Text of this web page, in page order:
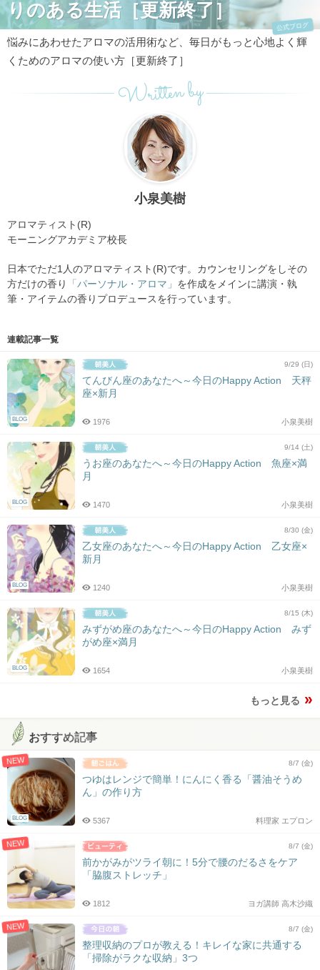
りのある生活［更新終了］
公式ブログ
悩みにあわせたアロマの活用術など、毎日がもっと心地よく輝
くためのアロマの使い方［更新終了］
Written by
小泉美樹
アロマティスト(R)
モーニングアカデミア校長
日本でただ1人のアロマティスト(R)です。カウンセリングをしその
方だけの香り
「パーソナル・アロマ」 を作成をメインに講演・執
筆・アイテムの香りプロデュースを行っています。
連載記事一覧
BLOG
9/29 (日)
てんびん座のあなたへ～今日のHappy Action 天秤
座×新月
小泉美樹
1976
BLOG
9/14 (土)
うお座のあなたへ～今日のHappy Action 魚座×満
月
小泉美樹
1470
BLOG
8/30 (金)
乙女座のあなたへ～今日のHappy Action 乙女座×
新月
小泉美樹
1240
BLOG
8/15 (木)
みずがめ座のあなたへ～今日のHappy Action みず
がめ座×満月
小泉美樹
1654
もっと見る
おすすめ記事
NEW
BLOG
8/7 (金)
つゆはレンジで簡単！にんにく香る「醤油そうめ
ん」の作り方
料理家 エプロン
5367
NEW 8/7 (金)
前かがみがツライ朝に！5分で腰のだるさをケア
「脇腹ストレッチ」
ヨガ講師 高木沙織
1812
NEW 8/7 (金)
整理収納のプロが教える！キレイな家に共通する
「掃除がラクな収納」3つ